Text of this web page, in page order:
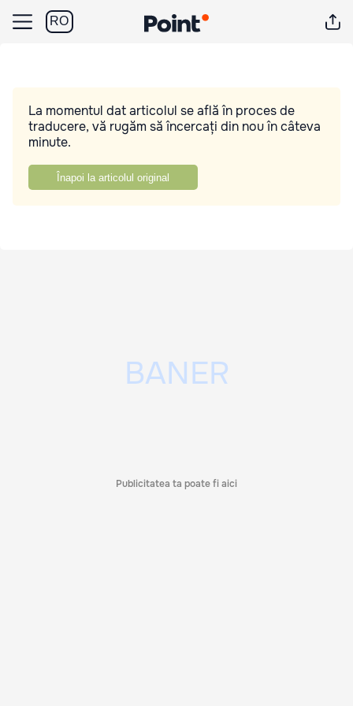
RO
La momentul dat articolul se află în proces de
traducere, vă rugăm să încercați din nou în câteva
minute.
Înapoi la articolul original
Publicitatea ta poate fi aici